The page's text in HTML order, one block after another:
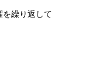
繰り返して